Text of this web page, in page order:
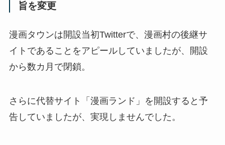
旨を変更
漫画タウンは開設当初Twitterで、漫画村の後継サ
イトであることをアピールしていましたが、開設
から数カ月で閉鎖。
さらに代替サイト「漫画ランド」を開設すると予
告していましたが、実現しませんでした。